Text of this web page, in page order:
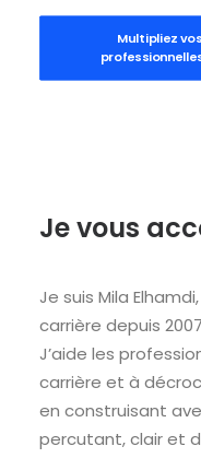
Multipliez
Je vous
Je suis Mila
carrière depuis
J’aide les
carrière et à
en construisant
percutant, clair et